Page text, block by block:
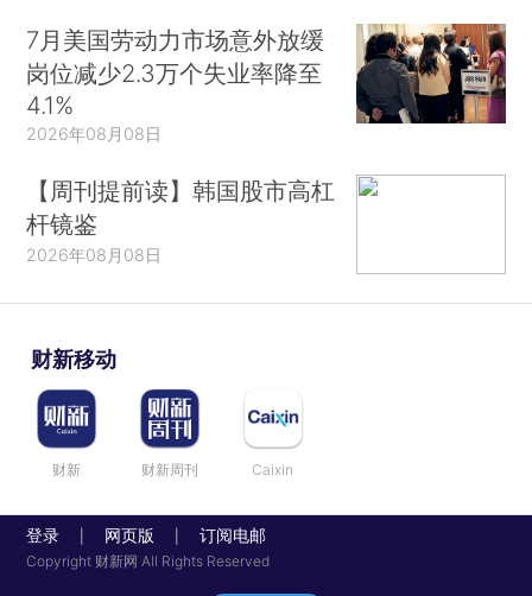
7月美国劳动力市场意外放缓
岗位减少2.3万个失业率降至
4.1%
2026年08月08日
【周刊提前读】韩国股市高杠
杆镜鉴
2026年08月08日
财新移动
财新 财新周刊 Caixin
登录 网页版 订阅电邮
Copyright 财新网 All Rights Reserved